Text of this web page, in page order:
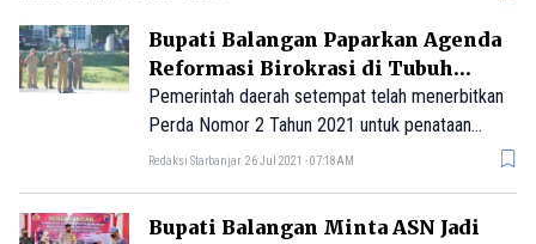
Bupati Balangan Paparkan Agenda
Reformasi Birokrasi di Tubuh
Pemkab
Pemerintah daerah setempat telah menerbitkan
Perda Nomor 2 Tahun 2021 untuk penataan
susunan organisasi dan tata kerja (SOTK) baru.
Redaksi Starbanjar 26 Jul 2021 - 07:18AM
Bupati Balangan Minta ASN Jadi